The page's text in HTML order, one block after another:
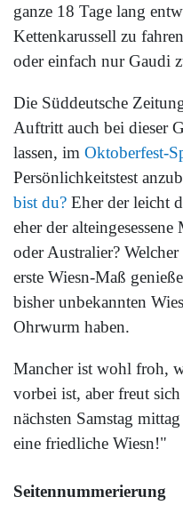
ganze 18 Tage lang
Kettenkarussell zu
oder einfach nur Gaudi
Die Süddeutsche
Auftritt auch bei dieser
lassen, im Oktoberfest-
Persönlichkeitstest
bist du? Eher der leicht
eher der
oder Australier?
erste Wiesn-Maß
bisher unbekannten
Ohrwurm haben.
Mancher ist wohl froh,
vorbei ist, aber freut
nächsten Samstag
eine friedliche Wiesn!"
Seitennummerierung